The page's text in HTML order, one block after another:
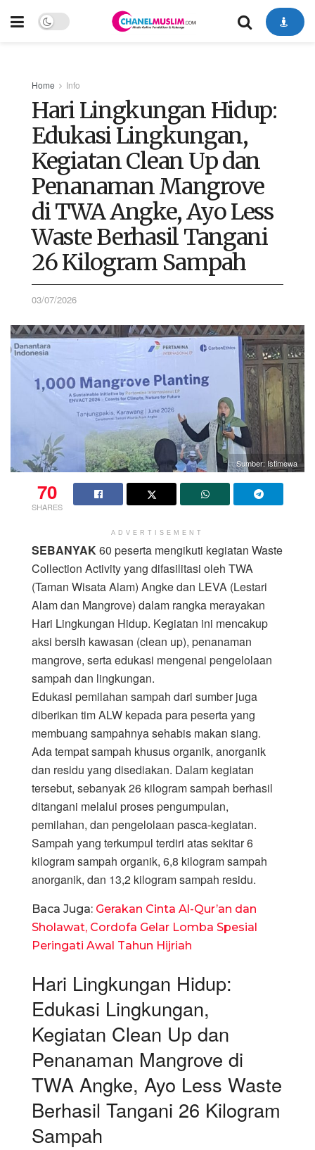
Home Info
Hari Lingkungan Hidup:
Edukasi Lingkungan,
Kegiatan Clean Up dan
Penanaman Mangrove
di TWA Angke, Ayo Less
Waste Berhasil Tangani
26 Kilogram Sampah
03/07/2026
Sumber: Istimewa
70
SHARES
ADVERTISEMENT
SEBANYAK60 peserta mengikuti kegiatan Waste
Collection Activity yang difasilitasi oleh TWA
(Taman Wisata Alam) Angke dan LEVA (Lestari
Alam dan Mangrove) dalam rangka merayakan
Hari Lingkungan Hidup. Kegiatan ini mencakup
aksi bersih kawasan (clean up), penanaman
mangrove, serta edukasi mengenai pengelolaan
sampah dan lingkungan.
Edukasi pemilahan sampah dari sumber juga
diberikan tim ALW kepada para peserta yang
membuang sampahnya sehabis makan siang.
Ada tempat sampah khusus organik, anorganik
dan residu yang disediakan. Dalam kegiatan
tersebut, sebanyak 26 kilogram sampah berhasil
ditangani melalui proses pengumpulan,
pemilahan, dan pengelolaan pasca-kegiatan.
Sampah yang terkumpul terdiri atas sekitar 6
kilogram sampah organik, 6,8 kilogram sampah
anorganik, dan 13,2 kilogram sampah residu.
Baca Juga: Gerakan Cinta Al-Qur’an dan
Sholawat, Cordofa Gelar Lomba Spesial
Peringati Awal Tahun Hijriah
Hari Lingkungan Hidup:
Edukasi Lingkungan,
Kegiatan Clean Up dan
Penanaman Mangrove di
TWA Angke, Ayo Less Waste
Berhasil Tangani 26 Kilogram
Sampah